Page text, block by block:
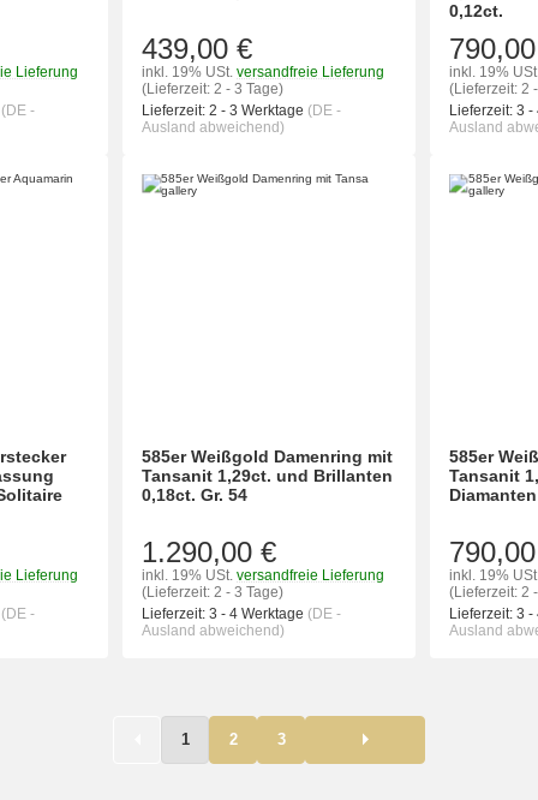
Lieferung
(DE -
439,00 €
inkl. 19% USt. versandfreie Lieferung
(Lieferzeit: 2 - 3 Tage)
Lieferzeit: 2 - 3 Werktage (DE -
Ausland abweichend)
0,12ct.
inkl. 19%
(Lieferzeit: 2
Lieferzeit: 3 -
Ausland
Lieferung
(DE -
585er Weißgold Damenring mit
Tansanit 1,29ct. und Brillanten
0,18ct. Gr. 54
1.290,00 €
inkl. 19% USt. versandfreie Lieferung
(Lieferzeit: 2 - 3 Tage)
Lieferzeit: 3 - 4 Werktage (DE -
Ausland abweichend)
585er
Tansanit
inkl. 19%
(Lieferzeit: 2
Lieferzeit: 3 -
Ausland
1 2 3